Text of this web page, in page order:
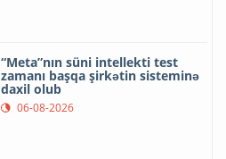
“Meta”nın süni intellekti test
zamanı başqa şirkətin sisteminə
daxil olub
06-08-2026